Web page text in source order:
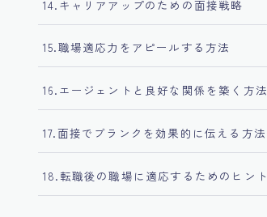
14.キャリアアップのための面接戦略
15.職場適応力をアピールする方法
16.エージェントと良好な関係を築く方法
17.面接でブランクを効果的に伝える方法
18.転職後の職場に適応するためのヒント